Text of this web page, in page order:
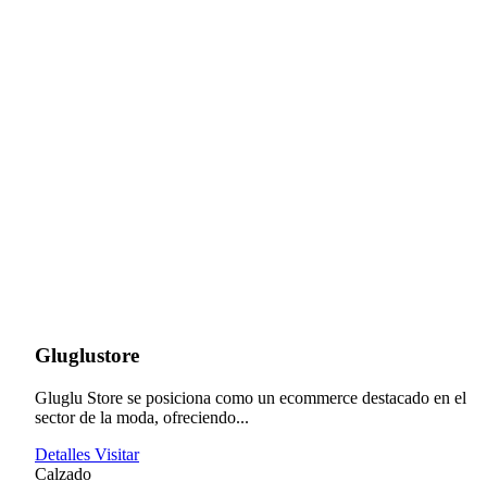
Gluglustore
Gluglu Store se posiciona como un ecommerce destacado en el
sector de la moda, ofreciendo...
Detalles Visitar
Calzado